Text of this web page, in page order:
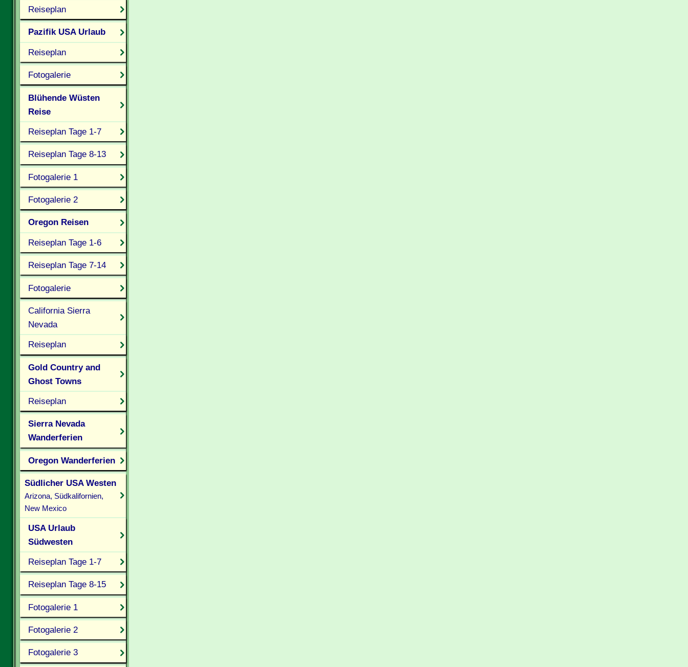
Reiseplan
Pazifik USA Urlaub
Reiseplan
Fotogalerie
Blühende Wüsten
Reise
Reiseplan Tage 1-7
Reiseplan Tage 8-13
Fotogalerie 1
Fotogalerie 2
Oregon Reisen
Reiseplan Tage 1-6
Reiseplan Tage 7-14
Fotogalerie
California Sierra
Nevada
Reiseplan
Gold Country and
Ghost Towns
Reiseplan
Sierra Nevada
Wanderferien
Oregon Wanderferien
Südlicher USA Westen
Arizona, Südkalifornien,
New Mexico
USA Urlaub
Südwesten
Reiseplan Tage 1-7
Reiseplan Tage 8-15
Fotogalerie 1
Fotogalerie 2
Fotogalerie 3